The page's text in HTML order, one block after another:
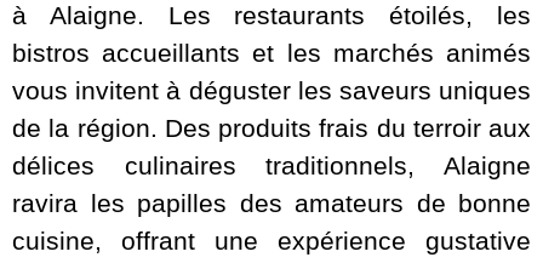
à Alaigne. Les restaurants étoilés, les
bistros accueillants et les marchés animés
vous invitent à déguster les saveurs uniques
de la région. Des produits frais du terroir aux
délices culinaires traditionnels, Alaigne
ravira les papilles des amateurs de bonne
cuisine, offrant une expérience gustative